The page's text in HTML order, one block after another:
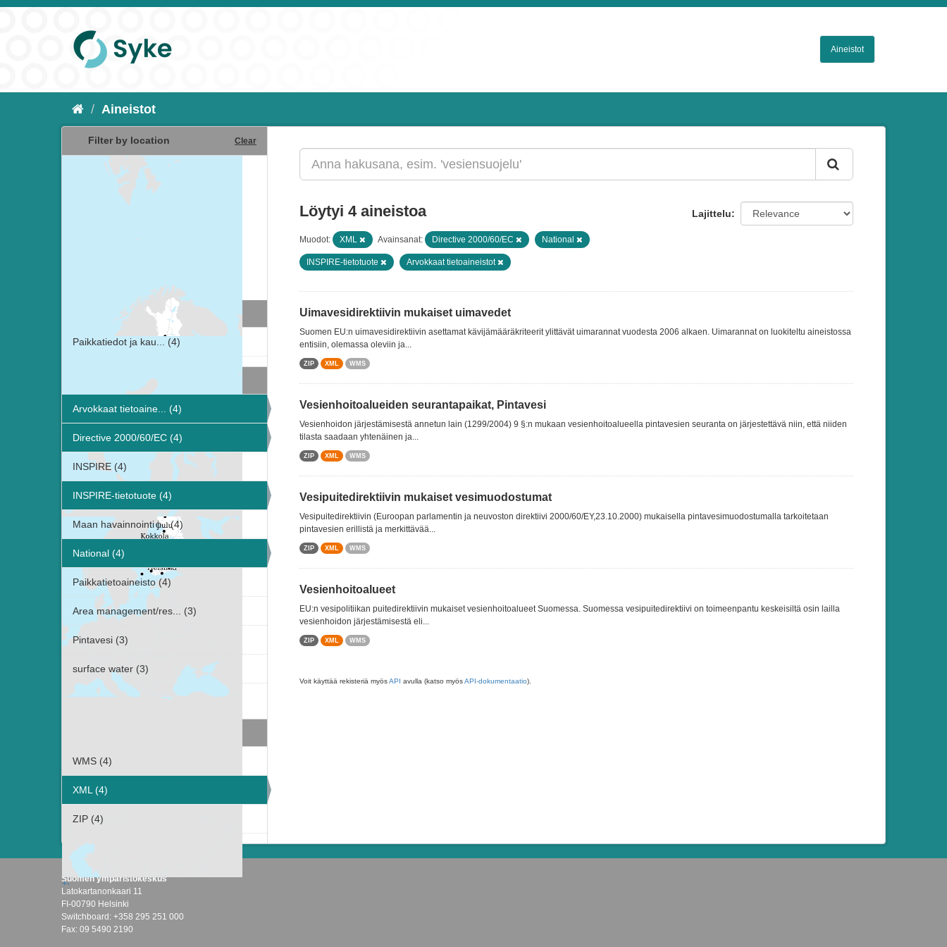
Aineistot
Aineistot
Filter by location Clear
+-
Resurssityypit
Paikkatiedot ja kau... (4)
Arvokkaat tietoaine... (4)
Directive 2000/60/EC (4)
INSPIRE (4)
INSPIRE-tietotuote (4)
Maan havainnointi j... (4)
National (4)
Paikkatietoaineisto (4)
Area management/res... (3)
Pintavesi (3)
surface water (3)
Näytä useampia tietotyyppiä Avainsanat
WMS (4)
XML (4)
ZIP (4)
Lajittelu
Löytyi 4 aineistoa
Muodot: XML Avainsanat: Directive 2000/60/EC National
INSPIRE-tietotuote Arvokkaat tietoaineistot
Uimavesidirektiivin mukaiset uimavedet
Suomen EU:n uimavesidirektiivin asettamat kävijämääräkriteerit ylittävät uimarannat vuodesta 2006 alkaen. Uimarannat on luokiteltu aineistossa
entisiin, olemassa oleviin ja...
ZIP XML WMS
Vesienhoitoalueiden seurantapaikat, Pintavesi
Vesienhoidon järjestämisestä annetun lain (1299/2004) 9 §:n mukaan vesienhoitoalueella pintavesien seuranta on järjestettävä niin, että niiden
tilasta saadaan yhtenäinen ja...
ZIP XML WMS
Vesipuitedirektiivin mukaiset vesimuodostumat
Vesipuitedirektiivin (Euroopan parlamentin ja neuvoston direktiivi 2000/60/EY,23.10.2000) mukaisella pintavesimuodostumalla tarkoitetaan
pintavesien erillistä ja merkittävää...
ZIP XML WMS
Vesienhoitoalueet
EU:n vesipolitiikan puitedirektiivin mukaiset vesienhoitoalueet Suomessa. Suomessa vesipuitedirektiivi on toimeenpantu keskeisiltä osin lailla
vesienhoidon järjestämisestä eli...
ZIP XML WMS
Voit käyttää rekisteriä myösAPI avulla (katso myösAPI-dokumentaatio).
Suomen ympäristökeskus
Latokartanonkaari 11
FI-00790 Helsinki
Switchboard: +358 295 251 000
Fax: 09 5490 2190